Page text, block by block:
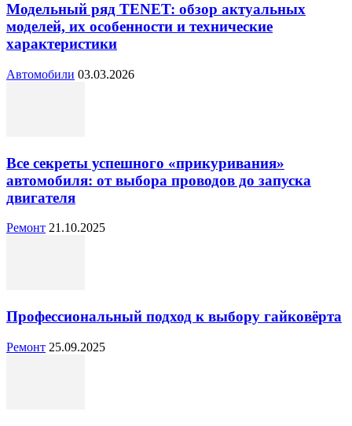
Модельный ряд TENET: обзор актуальных
моделей, их особенности и технические
характеристики
Автомобили 03.03.2026
Все секреты успешного «прикуривания»
автомобиля: от выбора проводов до запуска
двигателя
Ремонт 21.10.2025
Профессиональный подход к выбору гайковёрта
Ремонт 25.09.2025